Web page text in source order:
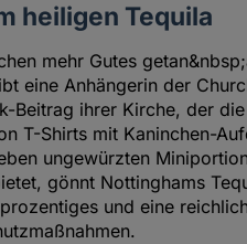
heiligen Tequila
mehr Gutes
eine Anhängerin der
Beitrag ihrer Kirche, der
T-Shirts mit Kaninchen-
ungewürzten
gönnt Nottinghams
und eine